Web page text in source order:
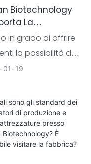
completata la
in serie.
metodi di
aziendali
bonifico bancario
della fiducia
e di rapporti di
a lungo
possiamo
Biotechnology
La
Di Prodotti
in grado di offrire
la possibilità di
il prodotto
01 19